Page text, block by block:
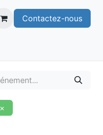
Contactez-nous
×